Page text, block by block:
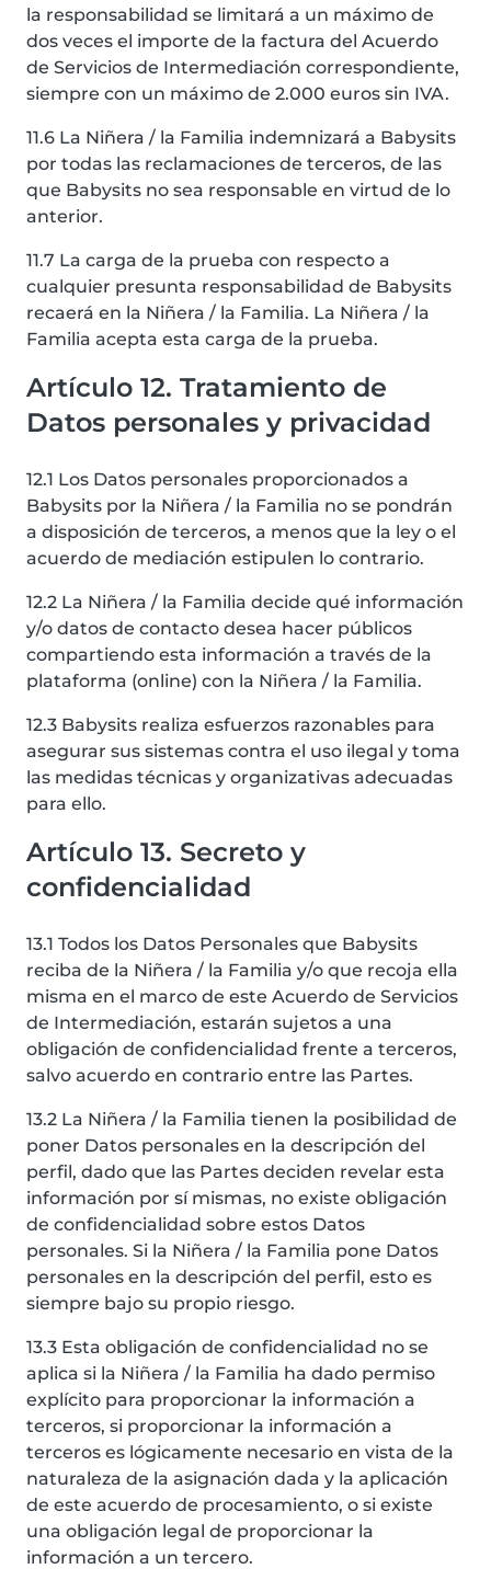
la responsabilidad se limitará a un máximo de
dos veces el importe de la factura del Acuerdo
de Servicios de Intermediación correspondiente,
siempre con un máximo de 2.000 euros sin IVA.
11.6 La Niñera / la Familia indemnizará a Babysits
por todas las reclamaciones de terceros, de las
que Babysits no sea responsable en virtud de lo
anterior.
11.7 La carga de la prueba con respecto a
cualquier presunta responsabilidad de Babysits
recaerá en la Niñera / la Familia. La Niñera / la
Familia acepta esta carga de la prueba.
Artículo 12. Tratamiento de
Datos personales y privacidad
12.1 Los Datos personales proporcionados a
Babysits por la Niñera / la Familia no se pondrán
a disposición de terceros, a menos que la ley o el
acuerdo de mediación estipulen lo contrario.
12.2 La Niñera / la Familia decide qué información
y/o datos de contacto desea hacer públicos
compartiendo esta información a través de la
plataforma (online) con la Niñera / la Familia.
12.3 Babysits realiza esfuerzos razonables para
asegurar sus sistemas contra el uso ilegal y toma
las medidas técnicas y organizativas adecuadas
para ello.
Artículo 13. Secreto y
confidencialidad
13.1 Todos los Datos Personales que Babysits
reciba de la Niñera / la Familia y/o que recoja ella
misma en el marco de este Acuerdo de Servicios
de Intermediación, estarán sujetos a una
obligación de confidencialidad frente a terceros,
salvo acuerdo en contrario entre las Partes.
13.2 La Niñera / la Familia tienen la posibilidad de
poner Datos personales en la descripción del
perfil, dado que las Partes deciden revelar esta
información por sí mismas, no existe obligación
de confidencialidad sobre estos Datos
personales. Si la Niñera / la Familia pone Datos
personales en la descripción del perfil, esto es
siempre bajo su propio riesgo.
13.3 Esta obligación de confidencialidad no se
aplica si la Niñera / la Familia ha dado permiso
explícito para proporcionar la información a
terceros, si proporcionar la información a
terceros es lógicamente necesario en vista de la
naturaleza de la asignación dada y la aplicación
de este acuerdo de procesamiento, o si existe
una obligación legal de proporcionar la
información a un tercero.